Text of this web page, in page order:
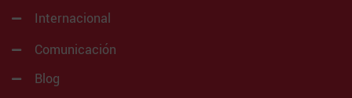
Internacional
Comunicación
Blog